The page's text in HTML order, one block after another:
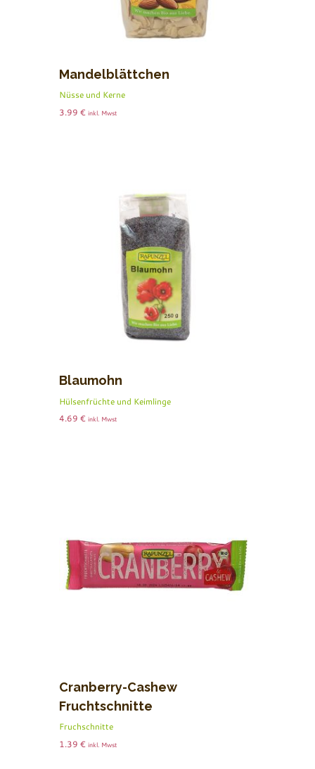
Mandelblättchen
Nüsse und Kerne
3.99 € inkl. Mwst
Blaumohn
Hülsenfrüchte und Keimlinge
4.69 € inkl. Mwst
Cranberry-Cashew
Fruchtschnitte
Fruchschnitte
1.39 € inkl. Mwst